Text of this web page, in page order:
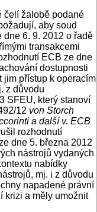
čelí žalobě podané
aby soud
6. 9. 2012 o řadě
transakcemi
ECB ze dne
dostupnosti
jim přístup k operacím
z důvodu
SFEU, který stanoví
12 von Storch
a další v. ECB
rozhodnutí
dne 5. března 2012
nástrojů vydaných
nabídky
mj. i z důvodu
napadené právní
krizi a měly umožnit